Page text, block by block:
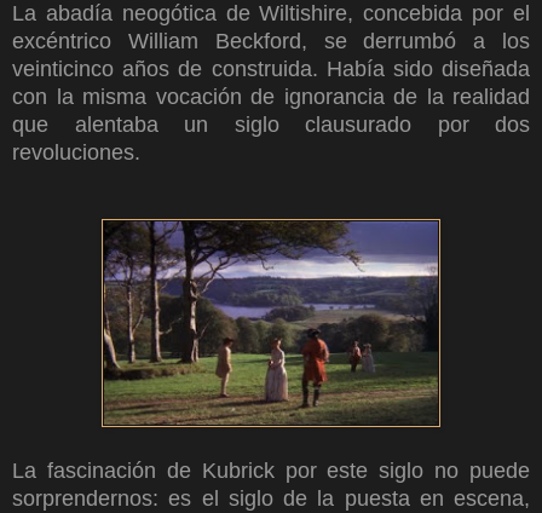
La abadía neogótica de Wiltishire, concebida por el
excéntrico William Beckford, se derrumbó a los
veinticinco años de construida. Había sido diseñada
con la misma vocación de ignorancia de la realidad
que alentaba un siglo clausurado por dos
revoluciones.
La fascinación de Kubrick por este siglo no puede
sorprendernos: es el siglo de la puesta en escena,